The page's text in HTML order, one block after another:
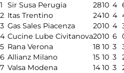
1
Sir Susa Perugia 2810 4
2 Itas Trentino 2410 4
3 Gas Sales Piacenza 2010 4
4 Cucine Lube Civitanova2010 6
5 Rana Verona 18 10 3
6 Allianz Milano 15 10 3
7 Valsa Modena 1410 3